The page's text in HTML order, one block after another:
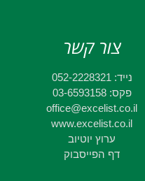
צור קשר
נייד: 052-2228321
פקס: 03-6593158
office@excelist.co.il
www.excelist.co.il
ערוץ יוטיוב
דף הפייסבוק